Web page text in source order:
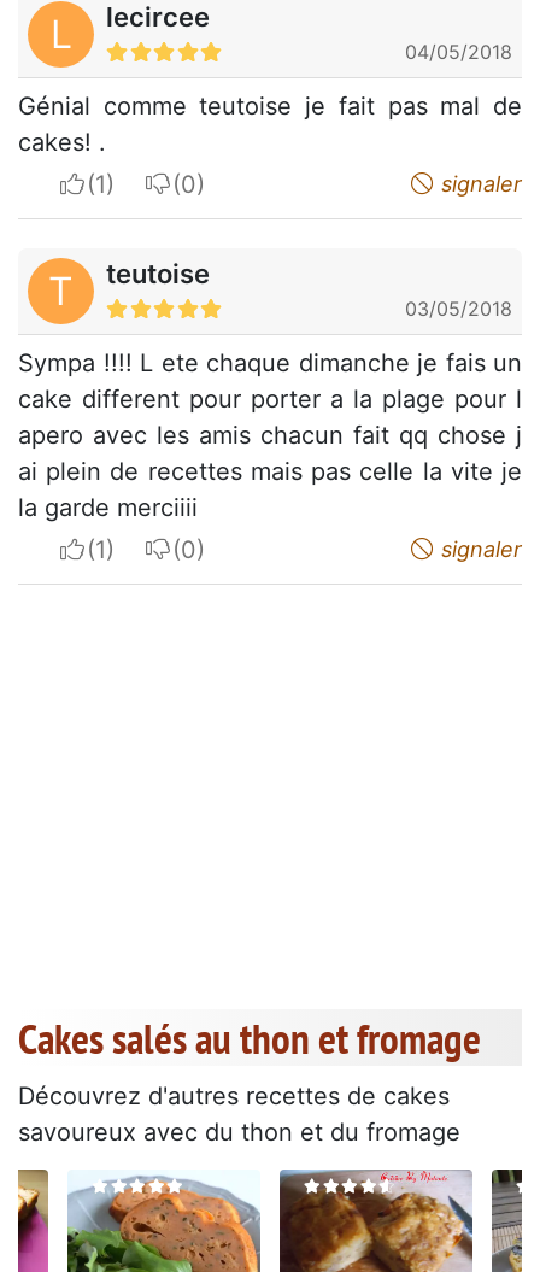
L lecircee
04/05/2018
Génial comme teutoise je fait pas mal de
cakes! .
I apreciateI do not appreciate signaler
T teutoise
03/05/2018
Sympa !!!! L ete chaque dimanche je fais un
cake different pour porter a la plage pour l
apero avec les amis chacun fait qq chose j
ai plein de recettes mais pas celle la vite je
la garde merciiii
I apreciateI do not appreciate signaler
Cakes salés au thon et fromage
Découvrez d'autres recettes de cakes
savoureux avec du thon et du fromage